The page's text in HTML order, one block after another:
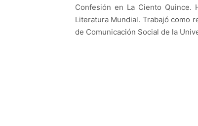
Confesión en La Ciento Quince.
Literatura Mundial. Trabajó como
de Comunicación Social de la